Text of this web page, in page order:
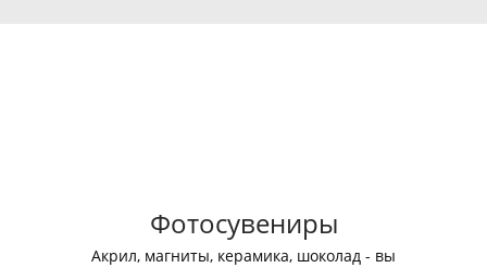
Фотосувениры
Акрил, магниты, керамика, шоколад - вы